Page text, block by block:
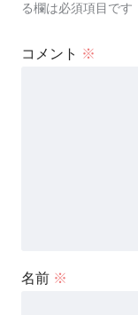
る欄は必須項目です
コメント ※
名前 ※